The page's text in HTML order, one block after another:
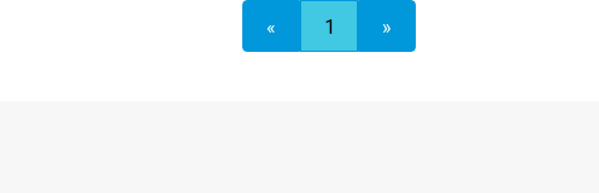
250,00m² Área terreno 469,00m²
Aproveite essa oportunidade! A hora de
« 1 »